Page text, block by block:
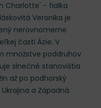
Charlotte' - fialka
Veronika je
nerovnomerne
časti Ázie. V
množstve poddruhov
slnečné stanovištia
až po podhorský
a Západná